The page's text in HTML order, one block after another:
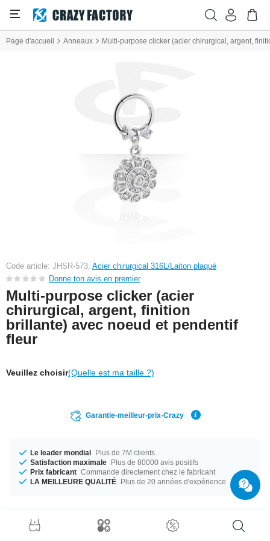
Page d'accueil Anneaux Multi-purpose clicker (acier chirurgical, argent,
Code article: JHSR-573, Acier chirurgical 316L/Laiton plaqué
Donne ton avis en premier
Multi-purpose clicker (acier
chirurgical, argent, finition
brillante) avec noeud et pendentif
fleur
Veuillez choisir(Quelle est ma taille ?)
Garantie-meilleur-prix-Crazy
Le leader mondial Plus de 7M clients
Satisfaction maximale Plus de 80000 avis positifs
Prix fabricant Commande directement chez le fabricant
LA MEILLEURE QUALITÉ Plus de 20 années d'expérience